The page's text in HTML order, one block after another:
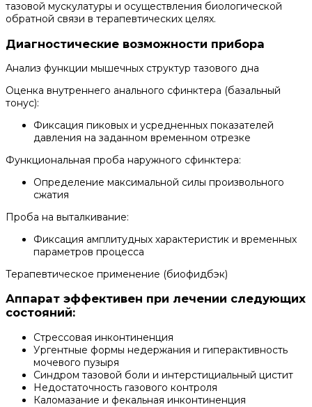
тазовой мускулатуры и осуществления биологической
обратной связи в терапевтических целях.
Диагностические возможности прибора
Анализ функции мышечных структур тазового дна
Оценка внутреннего анального сфинктера (базальный
тонус):
Фиксация пиковых и усредненных показателей
давления на заданном временном отрезке
Функциональная проба наружного сфинктера:
Определение максимальной силы произвольного
сжатия
Проба на выталкивание:
Фиксация амплитудных характеристик и временных
параметров процесса
Терапевтическое применение (биофидбэк)
Аппарат эффективен при лечении следующих
состояний:
Стрессовая инконтиненция
Ургентные формы недержания и гиперактивность
мочевого пузыря
Синдром тазовой боли и интерстициальный цистит
Недостаточность газового контроля
Каломазание и фекальная инконтиненция